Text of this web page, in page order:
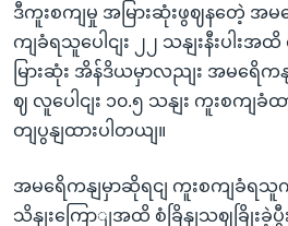
ဒီကူးစကျမှု အမြားဆုံးဖွဈနတေဲ့ အမ
ကျခံရသူပေါငျး ၂၂ သနျးနီးပါး
မြားဆုံး အိန်ဒိယမှာလညျး အမရေိ
ဈ လူပေါငျး ၁၀.၅ သနျး ကူးစကျ
တျပွနျထားပါတယျ။
အမရေိကနျမှာဆိုရငျ ကူးစကျခံရ
သိနျးကြောျအထိ စံခြိနျသဈခြိုးခဲ့